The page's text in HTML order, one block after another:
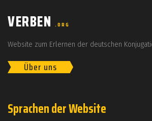
VERBEN .ORG
Website zum Erlernen der deutschen
Über uns
Sprachen der Website